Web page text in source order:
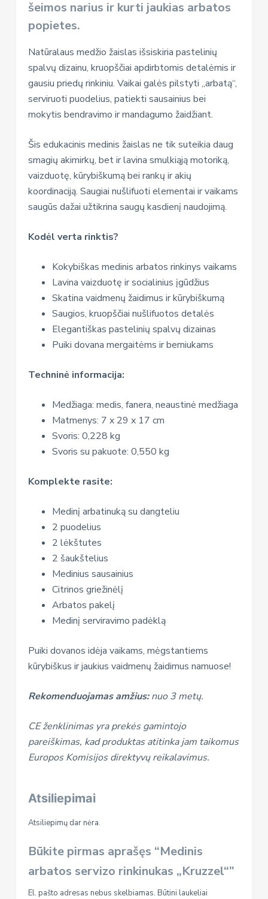
šeimos narius ir kurti jaukias arbatos
popietes.
Natūralaus medžio žaislas išsiskiria pastelinių
spalvų dizainu, kruopščiai apdirbtomis detalėmis ir
gausiu priedų rinkiniu. Vaikai galės pilstyti „arbatą“,
serviruoti puodelius, patiekti sausainius bei
mokytis bendravimo ir mandagumo žaidžiant.
Šis edukacinis medinis žaislas ne tik suteikia daug
smagių akimirkų, bet ir lavina smulkiąją motoriką,
vaizduotę, kūrybiškumą bei rankų ir akių
koordinaciją. Saugiai nušlifuoti elementai ir vaikams
saugūs dažai užtikrina saugų kasdienį naudojimą.
Kodėl verta rinktis?
Kokybiškas medinis arbatos rinkinys vaikams
Lavina vaizduotę ir socialinius įgūdžius
Skatina vaidmenų žaidimus ir kūrybiškumą
Saugios, kruopščiai nušlifuotos detalės
Elegantiškas pastelinių spalvų dizainas
Puiki dovana mergaitėms ir berniukams
Techninė informacija:
Medžiaga: medis, fanera, neaustinė medžiaga
Matmenys: 7 x 29 x 17 cm
Svoris: 0,228 kg
Svoris su pakuote: 0,550 kg
Komplekte rasite:
Medinį arbatinuką su dangteliu
2 puodelius
2 lėkštutes
2 šaukštelius
Medinius sausainius
Citrinos griežinėlį
Arbatos pakelį
Medinį serviravimo padėklą
Puiki dovanos idėja vaikams, mėgstantiems
kūrybiškus ir jaukius vaidmenų žaidimus namuose!
Rekomenduojamas amžius:nuo 3 metų.
CE ženklinimas yra prekės gamintojo
pareiškimas, kad produktas atitinka jam taikomus
Europos Komisijos direktyvų reikalavimus.
Atsiliepimai
Atsiliepimų dar nėra.
Būkite pirmas aprašęs “Medinis
arbatos servizo rinkinukas „Kruzzel“”
El. pašto adresas nebus skelbiamas. Būtini laukeliai